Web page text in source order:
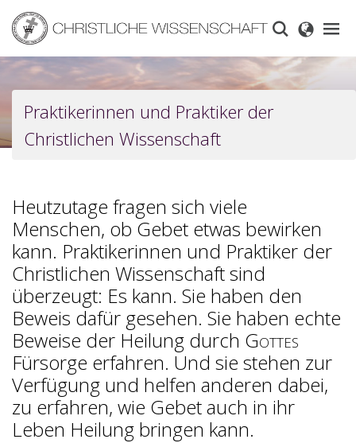
main
content
Praktikerinnen und Praktiker der
Christlichen Wissenschaft
Heutzutage fragen sich viele
Menschen, ob Gebet etwas bewirken
kann. Praktikerinnen und Praktiker der
Christlichen Wissenschaft sind
überzeugt: Es kann. Sie haben den
Beweis dafür gesehen. Sie haben echte
Beweise der Heilung durch Gottes
Fürsorge erfahren. Und sie stehen zur
Verfügung und helfen anderen dabei,
zu erfahren, wie Gebet auch in ihr
Leben Heilung bringen kann.